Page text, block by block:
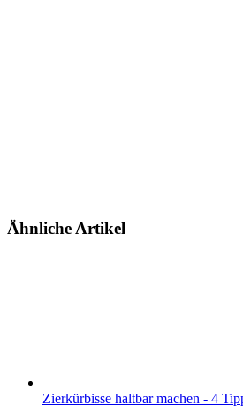
Ähnliche Artikel
Zierkürbisse haltbar machen - 4